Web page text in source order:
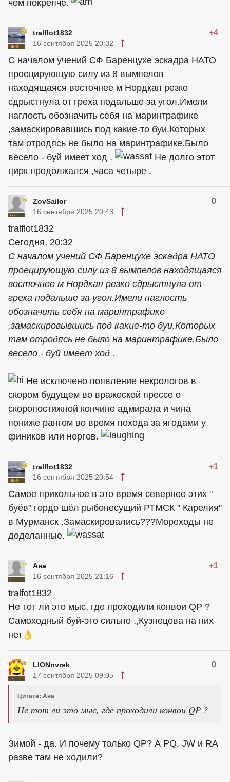
чем покрепче.
tralflot1832 +4
16 сентября 2025 20:32
С началом учений СФ Баренцухе эскадра НАТО
проецирующую силу из 8 вымпелов
находящаяся восточнее м Нордкап резко
сдрыстнула от греха подальше за угол.Имели
наглость обозначить себя на маринтрафике
,замаскировавшись под какие-то буи.Которых
там отродясь не было на маринтрафике.Было
весело - буй имеет ход .
Не долго этот
цирк продолжался ,часа четыре .
ZovSailor 0
16 сентября 2025 20:43
tralflot1832
Сегодня, 20:32
С началом учений СФ Баренцухе эскадра НАТО
проецирующую силу из 8 вымпелов находящаяся
восточнее м Нордкап резко сдрыстнула от
греха подальше за угол.Имели наглость
обозначить себя на маринтрафике
,замаскировывшись под какие-то буи.Которых
там отродясь не было на маринтрафике.Было
весело - буй имеет ход .
Не исключено появление некрологов в
скором будущем во вражеской прессе о
скоропостижной кончине адмирала и чина
пониже рангом во время похода за ягодами у
фиников или норгов.
tralflot1832 +1
16 сентября 2025 20:54
Самое прикольное в это время севернее этих "
буёв" гордо шёл рыбонесущий РТМСК " Карелия"
в Мурманск .Замаскировались???Мореходы не
доделанные.
Ана +1
16 сентября 2025 21:16
tralfot1832
Не тот ли это мыс, где проходили конвои QP ?
Самоходный буй-это сильно ,,Кузнецова на них
нет👌
LIONnvrsk 0
17 сентября 2025 09:05
Цитата: Ана
Не тот ли это мыс, где проходили конвои QP ?
Зимой - да. И почему только QP? А PQ, JW и RA
разве там не ходили?